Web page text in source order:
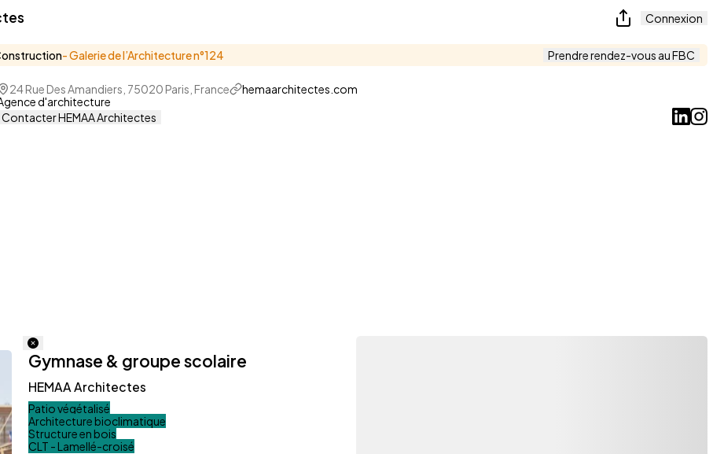
Connexion
- Galerie de l’Architecture n°124 Prendre rendez-vous au FBC
24 Rue Des Amandiers, 75020 Paris, France
hemaarchitectes.com
d'architecture
Contacter HEMAA Architectes
Gymnase & groupe scolaire
HEMAA Architectes
Patio végétalisé
Architecture bioclimatique
Structure en bois
CLT - Lamellé-croisé